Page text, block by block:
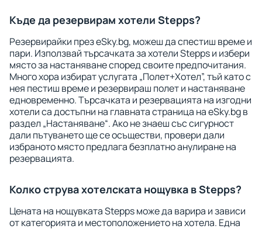
Къде да резервирам хотели Stepps?
Резервирайки през eSky.bg, можеш да спестиш време и
пари. Използвай търсачката за хотели Stepps и избери
място за настаняване според своите предпочитания.
Много хора избират услугата „Полет+Хотел”, тъй като с
нея пестиш време и резервираш полет и настаняване
едновременно. Търсачката и резервацията на изгодни
хотели са достъпни на главната страница на eSky.bg в
раздел „Настаняване“. Ако не знаеш със сигурност
дали пътуването ще се осъществи, провери дали
избраното място предлага безплатно анулиране на
резервацията.
Колко струва хотелската нощувка в Stepps?
Цената на нощувката Stepps може да варира и зависи
от категорията и местоположението на хотела. Една